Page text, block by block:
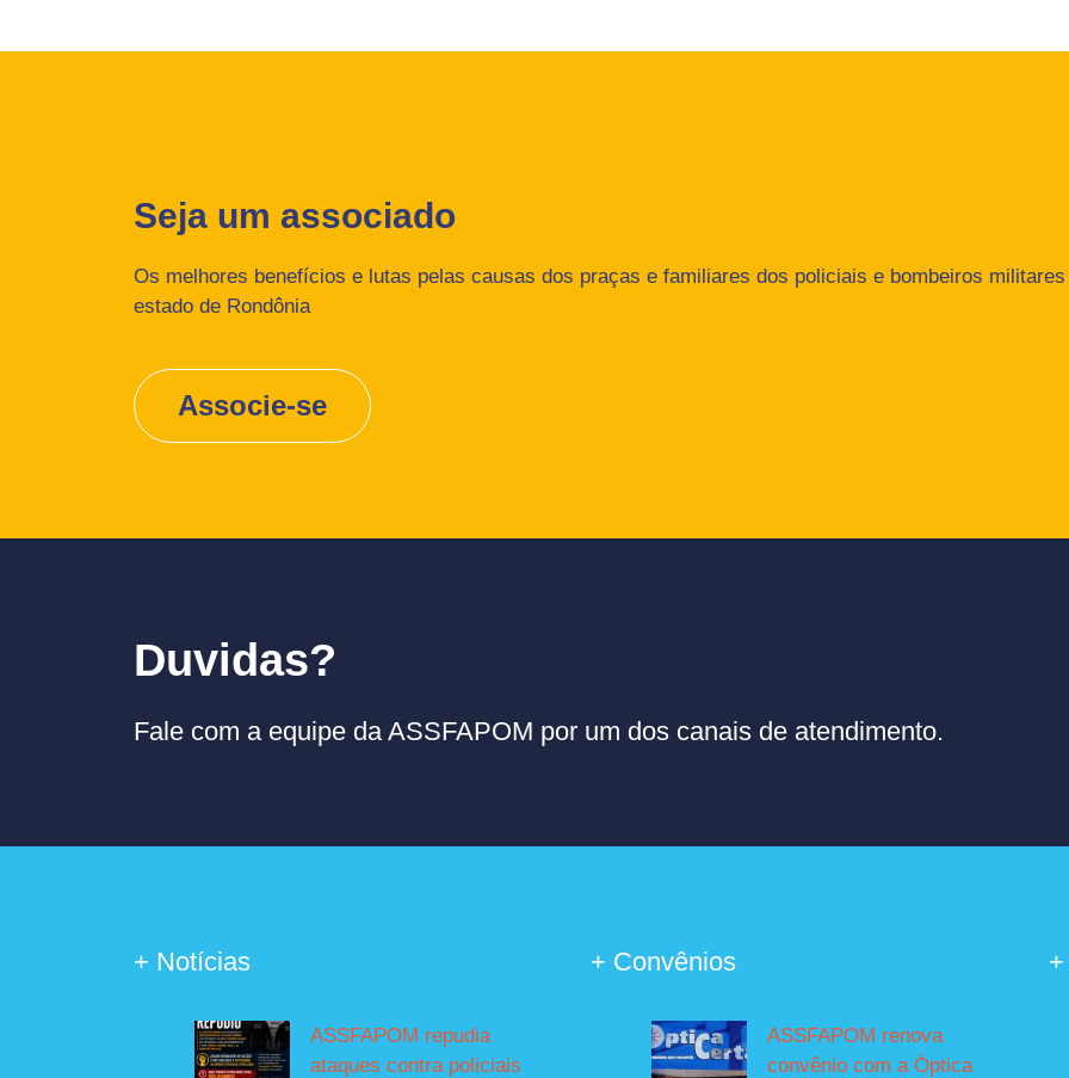
Seja um associado
Os melhores benefícios e lutas pelas causas dos praças e familiares dos policiais e bombeiros militares
estado de Rondônia
Associe-se
Duvidas?
Fale com a equipe da ASSFAPOM por um dos canais de atendimento.
+ Notícias
ASSFAPOM repudia
ataques contra policiais
+ Convênios
ASSFAPOM renova
convênio com a Óptica